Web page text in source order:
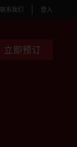
联系我们 登入
立即预订